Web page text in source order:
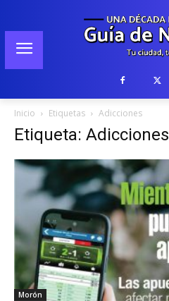
Inicio Etiquetas Adicciones
Etiqueta: Adicciones
Morón